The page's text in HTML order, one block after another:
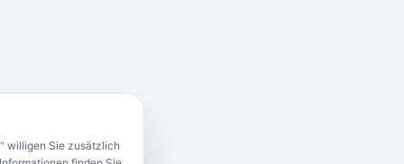
willigen Sie zusätzlich